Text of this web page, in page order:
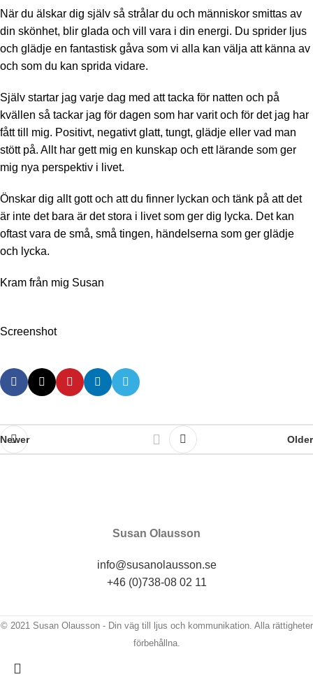
När du älskar dig själv så strålar du och människor smittas av
din skönhet, blir glada och vill vara i din energi. Du sprider ljus
och glädje en fantastisk gåva som vi alla kan välja att känna av
och som du kan sprida vidare.
Själv startar jag varje dag med att tacka för natten och på
kvällen så tackar jag för dagen som har varit och för det jag har
fått till mig. Positivt, negativt glatt, tungt, glädje eller vad man
stött på. Allt har gett mig en kunskap och ett lärande som ger
mig nya perspektiv i livet.
Önskar dig allt gott och att du finner lyckan och tänk på att det
är inte det bara är det stora i livet som ger dig lycka. Det kan
oftast vara de små, små tingen, händelserna som ger glädje
och lycka.
Kram från mig Susan
Screenshot
Newer Older
Susan Olausson
info@susanolausson.se
+46 (0)738-08 02 11
© 2021 Susan Olausson - Din väg till ljus och kommunikation. Alla rättigheter
förbehållna.